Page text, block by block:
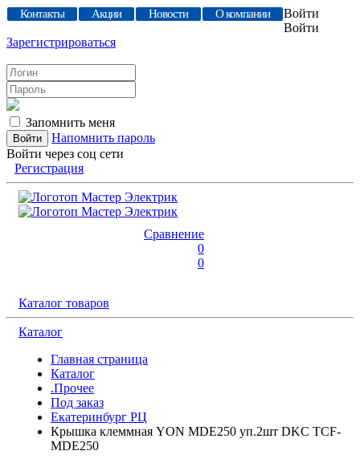
Контакты Акции Новости О компании
Войти
Войти
Зарегистрироваться
Запомнить меня
Напомнить пароль
Войти через соц сети
Регистрация
Сравнение
0
0
Каталог товаров
Каталог
Главная страница
Каталог
.Прочее
Под заказ
Екатеринбург РЦ
Крышка клеммная YON MDE250 уп.2шт DKC TCF-
MDE250